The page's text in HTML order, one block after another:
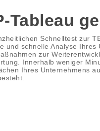
Tableau
Schnelltest zur
und schnelle Analyse Ihres
zur
Innerhalb weniger
Ihres Unternehmens